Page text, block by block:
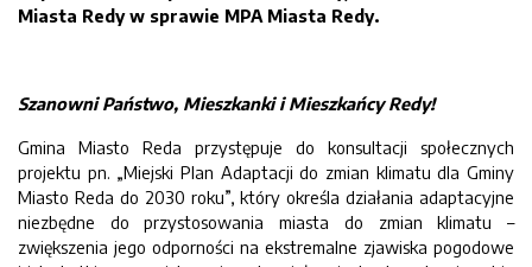
Miasta Redy w sprawie MPA Miasta Redy.
Szanowni Państwo, Mieszkanki i Mieszkańcy Redy!
Gmina Miasto Reda przystępuje do konsultacji społecznych
projektu pn. „Miejski Plan Adaptacji do zmian klimatu dla Gminy
Miasto Reda do 2030 roku”, który określa działania adaptacyjne
niezbędne do przystosowania miasta do zmian klimatu –
zwiększenia jego odporności na ekstremalne zjawiska pogodowe